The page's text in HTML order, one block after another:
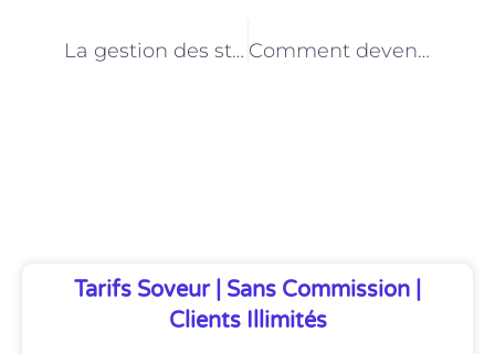
La gestion des stocks en e-commerce à Paris : conseils du consultant Comment devenir consultant en transformation digitale à Paris : compétences et formations nécessaires
Tarifs Soveur | Sans Commission |
Clients Illimités